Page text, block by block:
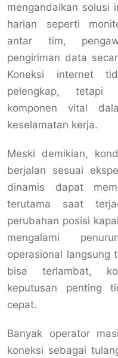
mengandalkan solusi
harian seperti
antar tim,
pengiriman data
Koneksi internet
pelengkap, tetapi
komponen vital
keselamatan kerja.
Meski demikian,
berjalan sesuai
dinamis dapat
terutama saat
perubahan posisi
mengalami
operasional langsung
bisa terlambat,
keputusan penting
cepat.
Banyak operator
koneksi sebagai